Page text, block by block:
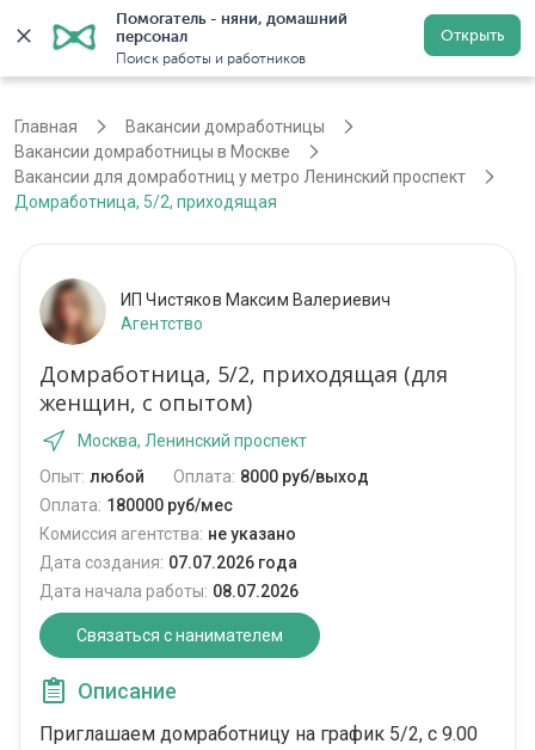
Помогатель - няни, домашний
персонал
Поиск работы и работников
Открыть
Регистрация
Главная
Вакансии домработницы
Вакансии домработницы в Москве
Вакансии для домработниц у метро Ленинский проспект
Домработница, 5/2, приходящая
ИП Чистяков Максим Валериевич
Агентство
Домработница, 5/2, приходящая (для
женщин, с опытом)
Москва, Ленинский проспект
Опыт: любой Оплата: 8000 руб/выход
Оплата: 180000 руб/мес
Комиссия агентства: не указано
Дата создания: 07.07.2026 года
Дата начала работы: 08.07.2026
Связаться с нанимателем
Описание
Приглашаем домработницу на график 5/2, с 9.00